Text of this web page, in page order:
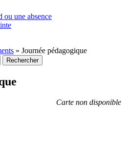
ou une absence
» Journée pédagogique
Carte non disponible